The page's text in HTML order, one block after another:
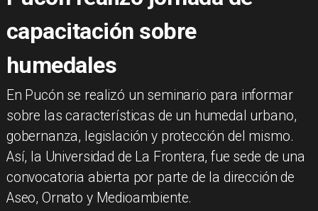
capacitación sobre
humedales
En Pucón se realizó un seminario para informar
sobre las características de un humedal urbano,
gobernanza, legislación y protección del mismo.
Así, la Universidad de La Frontera, fue sede de una
convocatoria abierta por parte de la dirección de
Aseo, Ornato y Medioambiente.